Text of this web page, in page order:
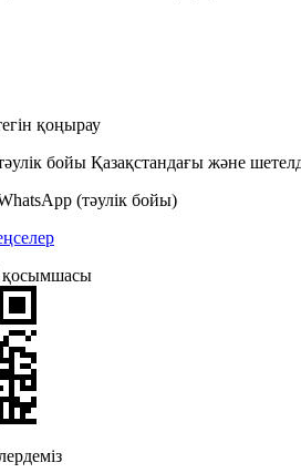
қоңырау
бойы Қазақстандағы және
(тәулік бойы)
қосымшасы